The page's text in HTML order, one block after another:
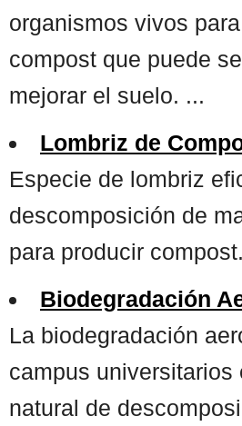
organismos vivos
compost que puede
mejorar el suelo. ...
Lombriz de
Especie de lombriz
descomposición de
para producir
Biodegradación
La biodegradación
campus universitarios
natural de